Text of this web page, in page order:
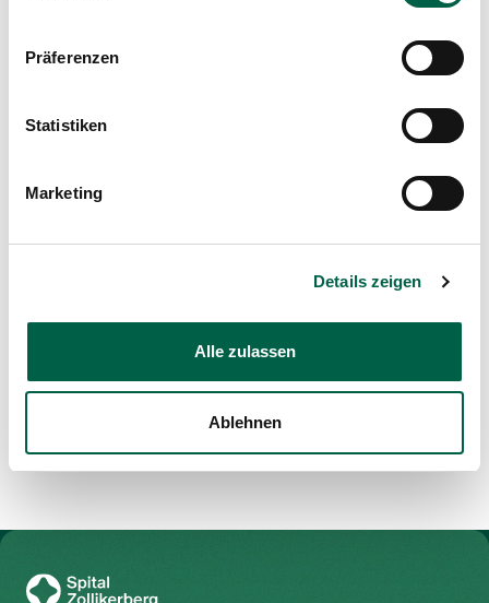
Präferenzen
Statistiken
Marketing
Details zeigen
Alle zulassen
Ablehnen
Learn more